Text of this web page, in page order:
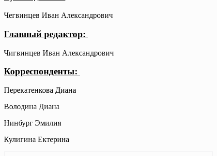
Чегвинцев Иван Александрович
Главный редактор:
Чигвинцев Иван Александрович
Корреспонденты:
Перекатенкова Диана
Володина Диана
Нинбург Эмилия
Кулигина Ектерина